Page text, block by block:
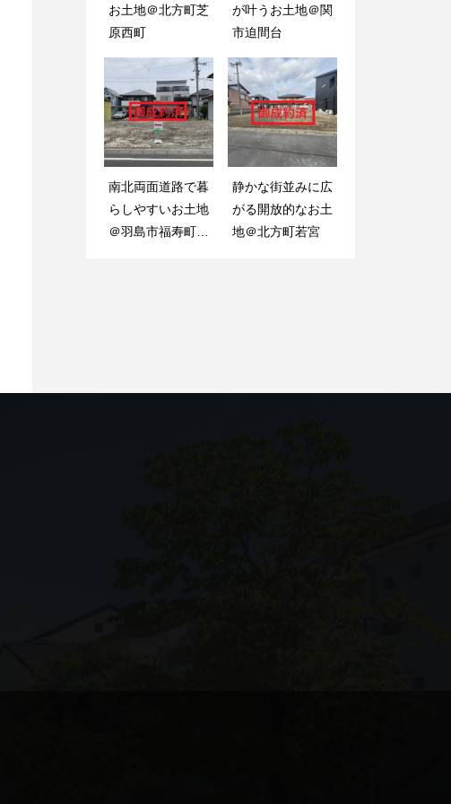
お土地＠北方町芝
原西町
が叶うお土地＠関
市迫間台
南北両面道路で暮
らしやすいお土地
＠羽島市福寿町本
静かな街並みに広
がる開放的なお土
地＠北方町若宮
たたかな中古戸建
＠岐阜市東鶉
お土地＠北方町芝
原西町
柔らかな雰囲気が
特徴の中古戸建て
＠可児市中恵土
日々を明るく彩る
南西角地のお土地
＠岐阜市中西郷